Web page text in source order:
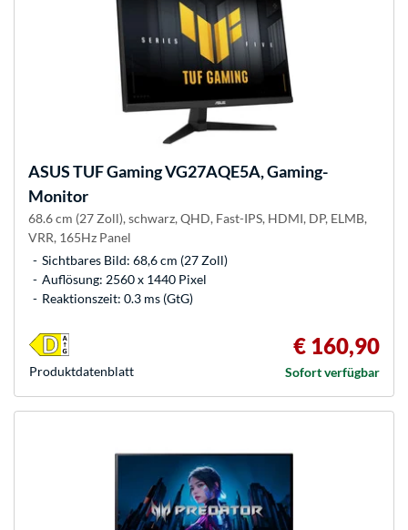
ASUSTUF Gaming VG27AQE5A, Gaming-
Monitor
68.6 cm (27 Zoll), schwarz, QHD, Fast-IPS, HDMI, DP, ELMB,
VRR, 165Hz Panel
Sichtbares Bild: 68,6 cm (27 Zoll)
Auflösung: 2560 x 1440 Pixel
Reaktionszeit: 0.3 ms (GtG)
€ 160,90
Sofort verfügbar
Produkt­datenblatt